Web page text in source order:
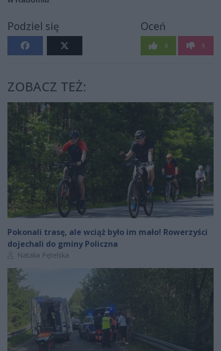
Podziel się Oceń
4 9
ZOBACZ TEŻ:
Pokonali trasę, ale wciąż było im mało! Rowerzyści
dojechali do gminy Policzna
Autor artykułu:
Natalia Pętelska